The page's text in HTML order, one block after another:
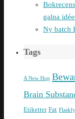
galna
Ny batch
Tags
A New Hop
Brain
Etiketter Fat